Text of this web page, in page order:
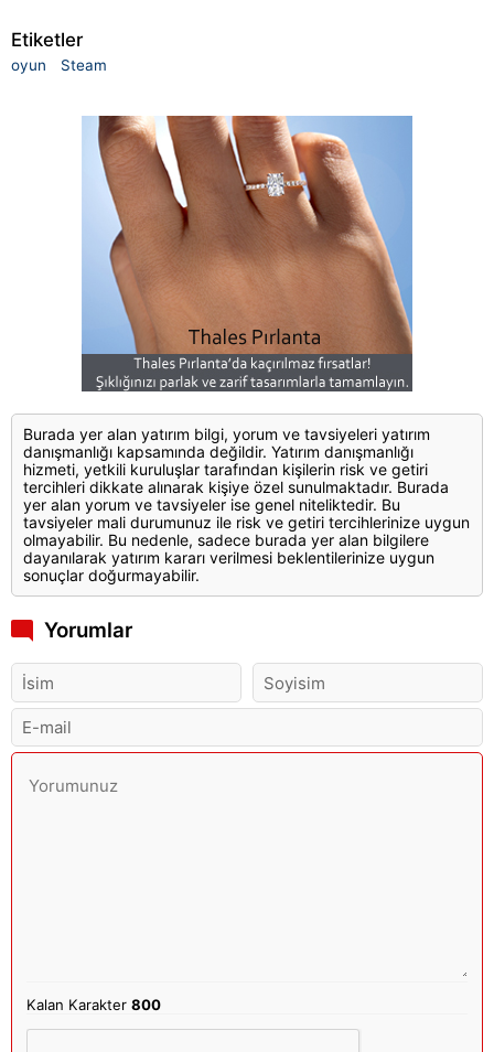
Etiketler
oyun Steam
Burada yer alan yatırım bilgi, yorum ve tavsiyeleri yatırım
danışmanlığı kapsamında değildir. Yatırım danışmanlığı
hizmeti, yetkili kuruluşlar tarafından kişilerin risk ve getiri
tercihleri dikkate alınarak kişiye özel sunulmaktadır. Burada
yer alan yorum ve tavsiyeler ise genel niteliktedir. Bu
tavsiyeler mali durumunuz ile risk ve getiri tercihlerinize uygun
olmayabilir. Bu nedenle, sadece burada yer alan bilgilere
dayanılarak yatırım kararı verilmesi beklentilerinize uygun
sonuçlar doğurmayabilir.
Yorumlar
Kalan Karakter800